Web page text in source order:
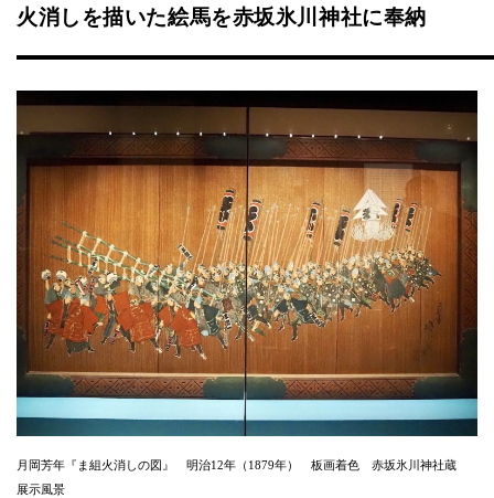
火消しを描いた絵馬を赤坂氷川神社に奉納
月岡芳年『ま組火消しの図』 明治12年（1879年） 板画着色 赤坂氷川神社蔵
展示風景